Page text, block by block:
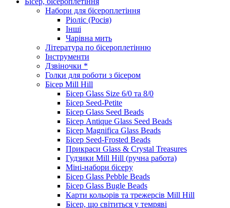
Набори для бісероплетіння
Ріоліс (Росія)
Інші
Чарівна мить
Література по бісероплетінню
Інструменти
Дзвіночки *
Голки для роботи з бісером
Бісер Mill Hill
Бісер Glass Size 6/0 та 8/0
Бісер Seed-Petite
Бісер Glass Seed Beads
Бісер Antique Glass Seed Beads
Бісер Magnifica Glass Beads
Бісер Seed-Frosted Beads
Прикраси Glass & Crystal Treasures
Гудзики Mill Hill (ручна работа)
Міні-набори бісеру
Бісер Glass Pebble Beads
Бісер Glass Bugle Beads
Карти кольорів та трежерсів Mill Hill
Бісер, що світиться у темряві